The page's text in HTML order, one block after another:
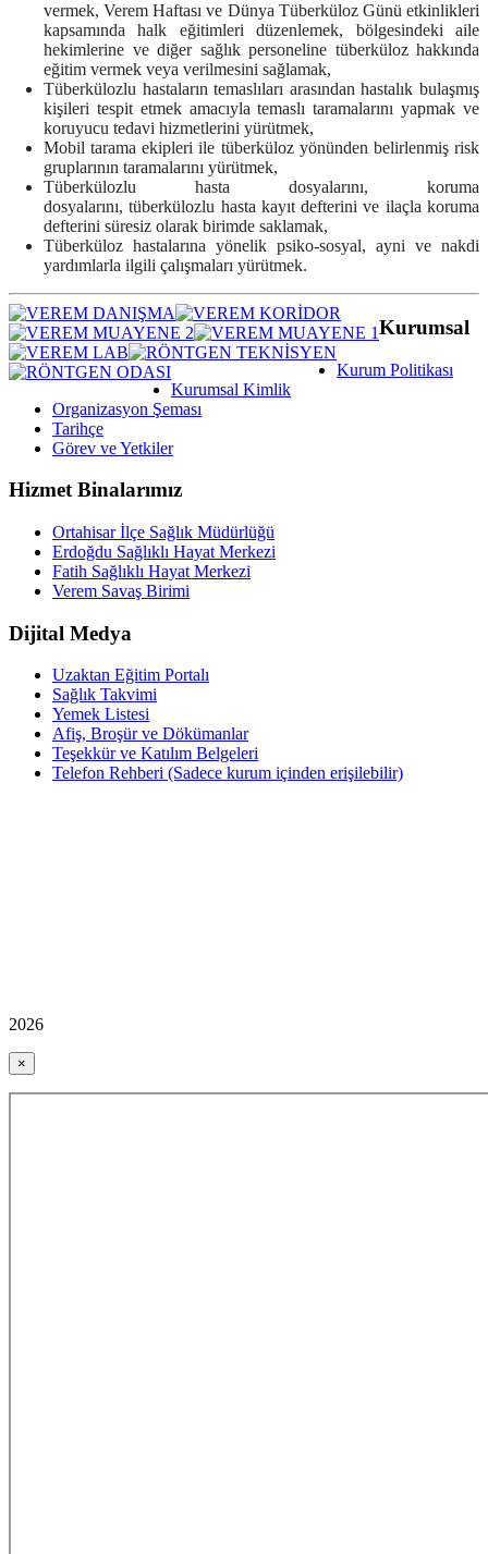
vermek, Verem Haftası ve Dünya Tüberküloz Günü etkinlikleri
kapsamında halk eğitimleri düzenlemek, bölgesindeki aile
hekimlerine ve diğer sağlık personeline tüberküloz hakkında
eğitim vermek veya verilmesini sağlamak,
Tüberkülozlu hastaların temaslıları arasından hastalık bulaşmış
kişileri tespit etmek amacıyla temaslı taramalarını yapmak ve
koruyucu tedavi hizmetlerini yürütmek,
Mobil tarama ekipleri ile tüberküloz yönünden belirlenmiş risk
gruplarının taramalarını yürütmek,
Tüberkülozlu hasta dosyalarını, koruma
dosyalarını, tüberkülozlu hasta kayıt defterini ve ilaçla koru­ma
defterini süresiz olarak birimde saklamak,
Tüberküloz hastalarına yönelik psiko-sosyal, ayni ve nakdi
yardımlarla ilgili çalışmaları yürütmek.
Kurumsal
Kurum Politikası
Kurumsal Kimlik
Organizasyon Şeması
Tarihçe
Görev ve Yetkiler
Hizmet Binalarımız
Ortahisar İlçe Sağlık Müdürlüğü
Erdoğdu Sağlıklı Hayat Merkezi
Fatih Sağlıklı Hayat Merkezi
Verem Savaş Birimi
Dijital Medya
Uzaktan Eğitim Portalı
Sağlık Takvimi
Yemek Listesi
Afiş, Broşür ve Dökümanlar
Teşekkür ve Katılım Belgeleri
Telefon Rehberi (Sadece kurum içinden erişilebilir)
2026
×